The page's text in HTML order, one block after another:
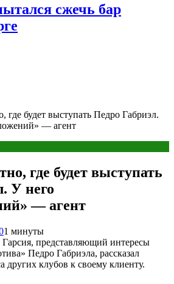
сжечь бар
где будет выступать Педро Габриэл.
— агент
где будет выступать
У него
— агент
1 минуты
представляющий интересы
Педро Габриэла, рассказал
других клубов к своему клиенту.